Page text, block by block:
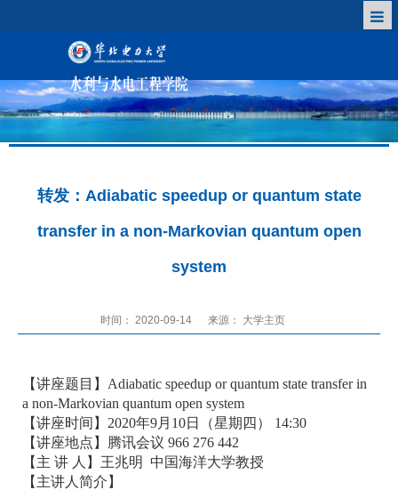
转发：Adiabatic speedup or quantum state
transfer in a non-Markovian quantum open
system
时间： 2020-09-14 来源： 大学主页
【讲座题目】 Adiabatic speedup or quantum state transfer in
a non-Markovian quantum open system
【讲座时间】2020年9月10日（星期四） 14:30
【讲座地点】腾讯会议 966 276 442
【 主 讲 人 】王兆明 中国海洋大学教授
【主讲人简介】